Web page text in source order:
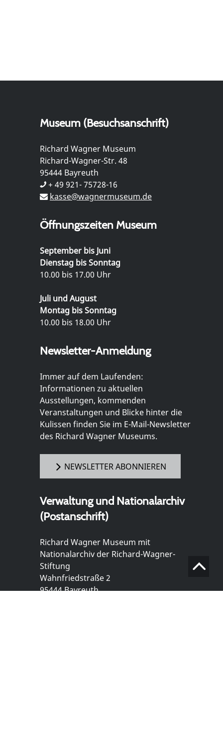
Museum (Besuchsanschrift)
Richard Wagner Museum
Richard-Wagner-Str. 48
95444 Bayreuth
+ 49 921- 75728-16
kasse@wagnermuseum.de
Öffnungszeiten Museum
September bis Juni
Dienstag bis Sonntag
10.00 bis 17.00 Uhr
Juli und August
Montag bis Sonntag
10.00 bis 18.00 Uhr
Newsletter-Anmeldung
Immer auf dem Laufenden:
Informationen zu aktuellen
Ausstellungen, kommenden
Veranstaltungen und Blicke hinter die
Kulissen finden Sie im E-Mail-Newsletter
des Richard Wagner Museums.
NEWSLETTER ABONNIEREN
Verwaltung und Nationalarchiv
(Postanschrift)
Richard Wagner Museum mit
Nationalarchiv der Richard-Wagner-
Stiftung
Wahnfriedstraße 2
95444 Bayreuth